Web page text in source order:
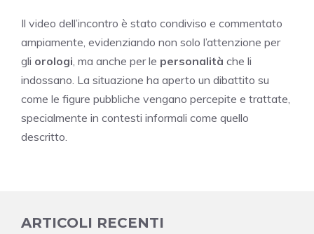
Il video dell’incontro è stato condiviso e commentato
ampiamente, evidenziando non solo l’attenzione per
gli orologi , ma anche per le personalità che li
indossano. La situazione ha aperto un dibattito su
come le figure pubbliche vengano percepite e trattate,
specialmente in contesti informali come quello
descritto.
ARTICOLI RECENTI